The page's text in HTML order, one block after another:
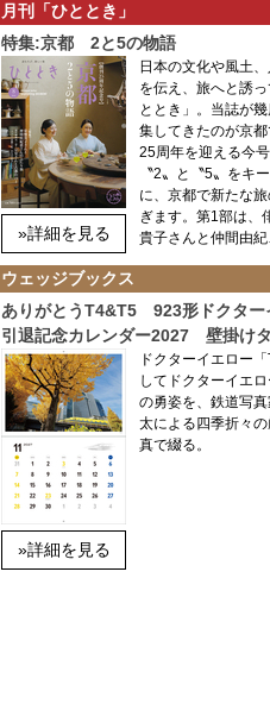
月刊「ひととき」
特集:京都 2と5の物語
»詳細を見る
日本の文化や風土
を伝え、旅へと誘
ととき」。当誌が
集してきたのが京都
25周年を迎える今号
〝2〟と〝5〟をキ
に、京都で新たな
ぎます。第1部は、
貴子さんと仲間由
ウェッジブックス
ありがとうT4&T5 923形ドクター
引退記念カレンダー2027 壁掛け
»詳細を見る
ドクターイエロー
してドクターイエロ
の勇姿を、鉄道写
太による四季折々
真で綴る。